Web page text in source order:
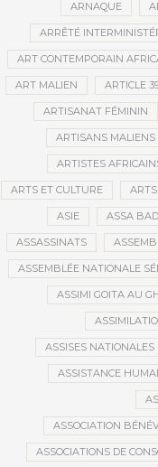
ARNAQUE
ARRÊTÉ
ART CONTEMPORAIN
ART MALIEN ARTICLE
ARTISANAT FÉMININ
ARTISANS MALIENS
ARTISTES
ARTS ET CULTURE
ASIE ASSA
ASSASSINATS
ASSEMBLÉE NATIONALE
ASSIMI GOITA AU
ASSISES
ASSISTANCE
ASSOCIATION
ASSOCIATIONS DE